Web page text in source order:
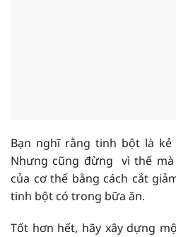
Bạn nghĩ rằng tinh bột là
Nhưng cũng đừng vì thế
của cơ thể bằng cách cắt
tinh bột có trong bữa ăn.
Tốt hơn hết, hãy xây dựng